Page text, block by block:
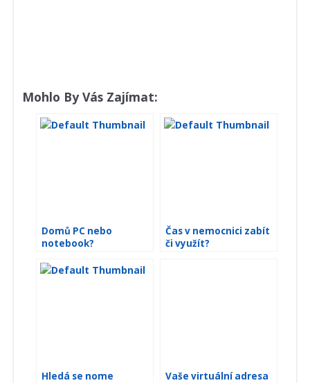
Mohlo By Vás Zajímat:
Domů PC nebo
notebook?
Čas v nemocnici zabít
či využít?
Hledá se nome Vaše virtuální adresa